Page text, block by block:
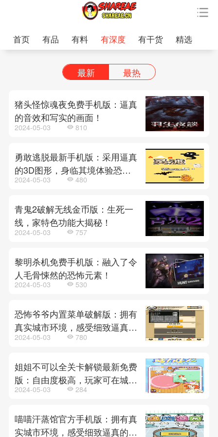
首页 有品 有料 有深度 有干货 精选
最新 最热
猪头怪惊魂夜免费手机版：逼真
的音效和写实的画面！
2024-05-03 810
勇敢逃脱最新手机版：采用逼真
的3D图形，身临其境体验恐怖
的冒险世界！
2024-05-03 480
青鬼2破解无线金币版：生死一
线，家特色功能大揭秘！
2024-05-03 757
黎明杀机免费手机版：融入了令
人毛骨悚然的恐怖元素！
2024-05-03 530
恐怖爷爷内置菜单破解版：拥有
真实城市环境，感受细致逼真的
建筑和街道！
2024-05-03 780
姐姐不可以全关卡解锁最新免费
版：自由度极高，玩家可在城市
中任意行走！
2024-05-03 284
喵喵汗蒸馆官方手机版：拥有真
实城市环境，感受细致逼真的建